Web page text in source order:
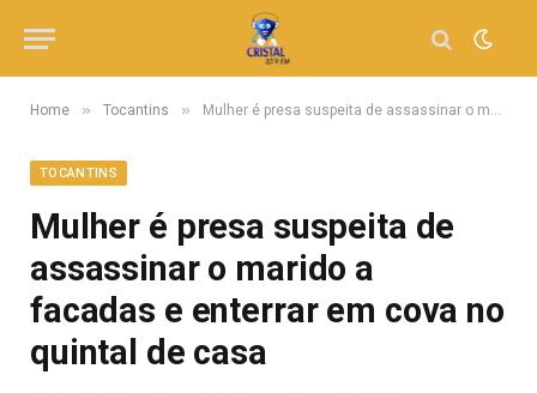
Home » Tocantins » Mulher é presa suspeita de assassinar o marido a facadas e enterrar em cova no quintal de casa
TOCANTINS
Mulher é presa suspeita de
assassinar o marido a
facadas e enterrar em cova no
quintal de casa